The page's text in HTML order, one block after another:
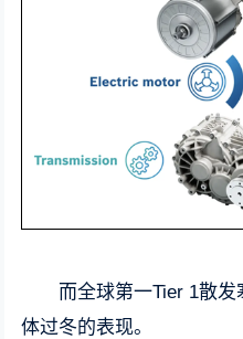
而全球第一Tier 1散
体过冬的表现。